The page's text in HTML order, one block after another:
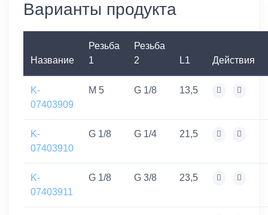
Варианты продукта
Название
Резьба
1
Резьба
2
L1 Действия
K-
07403909
M 5 G 1/8 13,5
K-
07403910
G 1/8 G 1/4 21,5
K-
07403911
G 1/8 G 3/8 23,5